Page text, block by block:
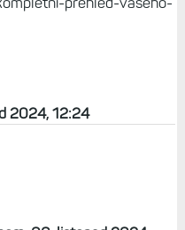
snimek zdravotniho stavu
odlisne metody
listopad 2024, 08:48
ve svém článku :-)
prehled-vaseho-